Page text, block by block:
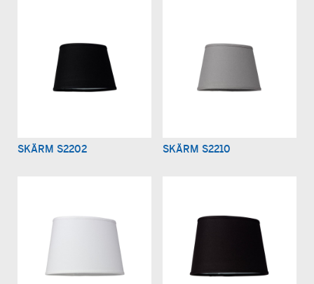
SKÄRM S2202 SKÄRM S2210